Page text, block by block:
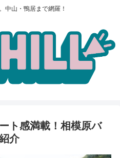
中山・鴨居まで網羅！
ト感満載！相模原バ
介